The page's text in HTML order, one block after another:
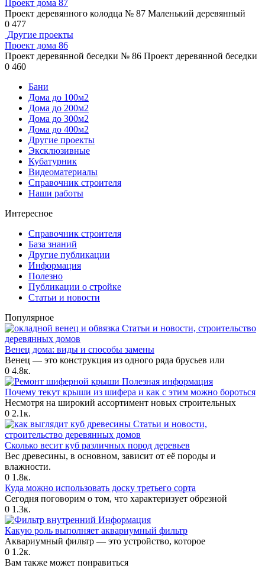
Проект дома 87
Проект деревянного колодца № 87 Маленький деревянный
0 477
Другие проекты
Проект дома 86
Проект деревянной беседки № 86 Проект деревянной беседки
0 460
Бани
Дома до 100м2
Дома до 200м2
Дома до 300м2
Дома до 400м2
Другие проекты
Эксклюзивные
Кубатурник
Видеоматериалы
Справочник строителя
Наши работы
Интересное
Справочник строителя
База знаний
Другие публикации
Информация
Полезно
Публикации о стройке
Статьи и новости
Популярное
Статьи и новости, строительство
деревянных домов
Венец дома: виды и способы замены
Венец — это конструкция из одного ряда брусьев или
0 4.8к.
Полезная информация
Почему текут крыши из шифера и как с этим можно бороться
Несмотря на широкий ассортимент новых строительных
0 2.1к.
Статьи и новости,
строительство деревянных домов
Сколько весит куб различных пород деревьев
Вес древесины, в основном, зависит от её породы и
влажности.
0 1.8к.
Куда можно использовать доску третьего сорта
Сегодня поговорим о том, что характеризует обрезной
0 1.3к.
Информация
Какую роль выполняет аквариумный фильтр
Аквариумный фильтр — это устройство, которое
0 1.2к.
Вам также может понравиться